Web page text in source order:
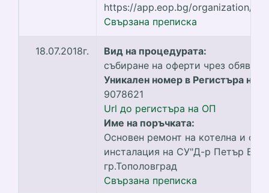
https://app.eop.bg/organization/
Свързана преписка
18.07.2018г.
Вид на процедурата:
събиране на оферти чрез обява
Уникален номер в Регистъра на
9078621
Url до регистъра на ОП
Име на поръчката:
Основен ремонт на котелна и
инсталация на СУ"Д-р Петър
гр.Тополовград
Свързана преписка